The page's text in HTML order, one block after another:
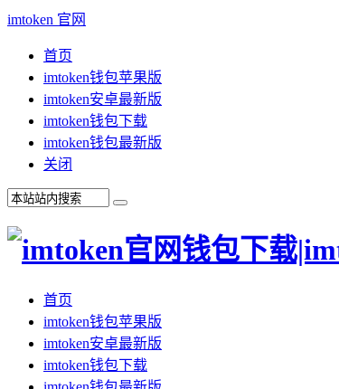
imtoken 官网
首页
imtoken钱包苹果版
imtoken安卓最新版
imtoken钱包下载
imtoken钱包最新版
关闭
首页
imtoken钱包苹果版
imtoken安卓最新版
imtoken钱包下载